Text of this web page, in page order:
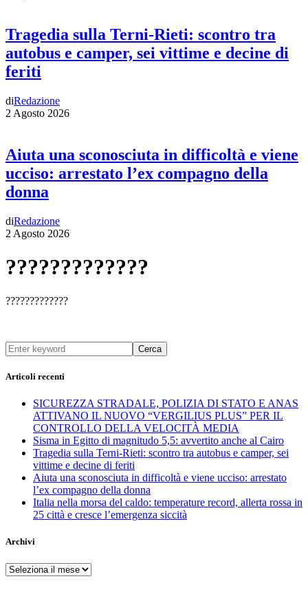
Tragedia sulla Terni-Rieti: scontro tra
autobus e camper, sei vittime e decine di
feriti
diRedazione
2 Agosto 2026
Aiuta una sconosciuta in difficoltà e viene
ucciso: arrestato l’ex compagno della
donna
diRedazione
2 Agosto 2026
?????????????
?????????????
Cerca
Articoli recenti
SICUREZZA STRADALE, POLIZIA DI STATO E ANAS
ATTIVANO IL NUOVO “VERGILIUS PLUS” PER IL
CONTROLLO DELLA VELOCITÀ MEDIA
Sisma in Egitto di magnitudo 5,5: avvertito anche al Cairo
Tragedia sulla Terni-Rieti: scontro tra autobus e camper, sei
vittime e decine di feriti
Aiuta una sconosciuta in difficoltà e viene ucciso: arrestato
l’ex compagno della donna
Italia nella morsa del caldo: temperature record, allerta rossa in
25 città e cresce l’emergenza siccità
Archivi
Archivi